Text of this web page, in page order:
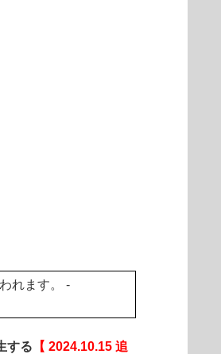
れます。 -
する 【 2024.10.15 追